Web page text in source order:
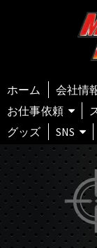
ホーム 会社情
お仕事依頼
グッズ SNS